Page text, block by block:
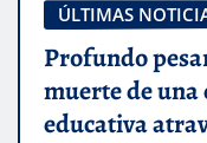
ÚLTIMAS
Profundo
muerte de
educativa